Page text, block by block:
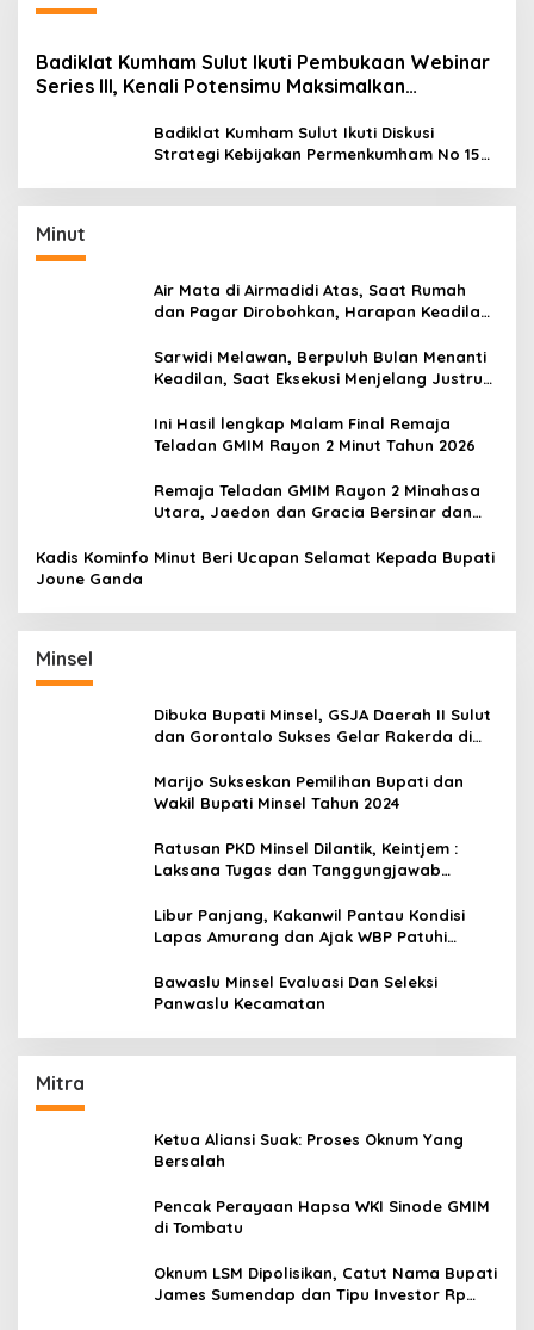
Badiklat Kumham Sulut Ikuti Pembukaan Webinar
Series III, Kenali Potensimu Maksimalkan
Badiklat Kumham Sulut Ikuti Diskusi
Strategi Kebijakan Permenkumham No 15
Minut
Air Mata di Airmadidi Atas, Saat Rumah
dan Pagar Dirobohkan, Harapan Keadilan
Sarwidi Melawan, Berpuluh Bulan Menanti
Keadilan, Saat Eksekusi Menjelang Justru
Ini Hasil lengkap Malam Final Remaja
Teladan GMIM Rayon 2 Minut Tahun 2026
Remaja Teladan GMIM Rayon 2 Minahasa
Utara, Jaedon dan Gracia Bersinar dan
Kadis Kominfo Minut Beri Ucapan Selamat Kepada Bupati
Joune Ganda
Minsel
Dibuka Bupati Minsel, GSJA Daerah II Sulut
dan Gorontalo Sukses Gelar Rakerda di
Marijo Sukseskan Pemilihan Bupati dan
Wakil Bupati Minsel Tahun 2024
Ratusan PKD Minsel Dilantik, Keintjem :
Laksana Tugas dan Tanggungjawab
Libur Panjang, Kakanwil Pantau Kondisi
Lapas Amurang dan Ajak WBP Patuhi
Bawaslu Minsel Evaluasi Dan Seleksi
Panwaslu Kecamatan
Mitra
Ketua Aliansi Suak: Proses Oknum Yang
Bersalah
Pencak Perayaan Hapsa WKI Sinode GMIM
di Tombatu
Oknum LSM Dipolisikan, Catut Nama Bupati
James Sumendap dan Tipu Investor Rp